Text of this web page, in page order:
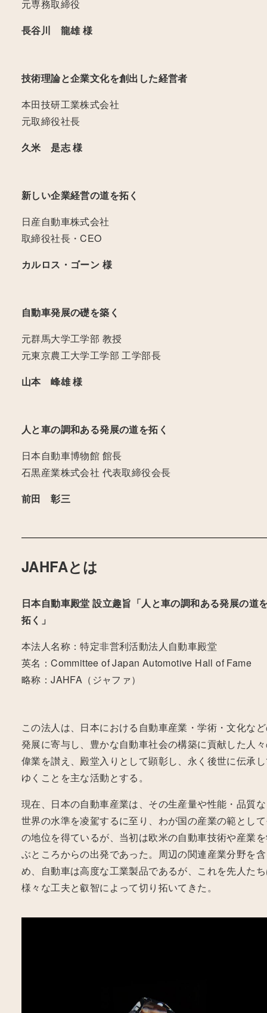
元専務取締役
長谷川 龍雄 様
技術理論と企業文化を創出した経営者
本田技研工業株式会社
元取締役社長
久米 是志 様
新しい企業経営の道を拓く
日産自動車株式会社
取締役社長・CEO
カルロス・ゴーン 様
自動車発展の礎を築く
元群馬大学工学部 教授
元東京農工大学工学部 工学部長
山本 峰雄 様
人と車の調和ある発展の道を拓く
日本自動車博物館 館長
石黒産業株式会社 代表取締役会長
前田 彰三
JAHFAとは
日本自動車殿堂 設立趣旨「人と車の調和ある発展の道
拓く」
本法人名称：特定非営利活動法人自動車殿堂
英名：Committee of Japan Automotive Hall of Fame
略称：JAHFA（ジャファ）
この法人は、日本における自動車産業・学術・文化な
発展に寄与し、豊かな自動車社会の構築に貢献した人
偉業を讃え、殿堂入りとして顕彰し、永く後世に伝承
ゆくことを主な活動とする。
現在、日本の自動車産業は、その生産量や性能・品質
世界の水準を凌駕するに至り、わが国の産業の範とし
の地位を得ているが、当初は欧米の自動車技術や産業
ぶところからの出発であった。周辺の関連産業分野を含
め、自動車は高度な工業製品であるが、これを先人た
様々な工夫と叡智によって切り拓いてきた。